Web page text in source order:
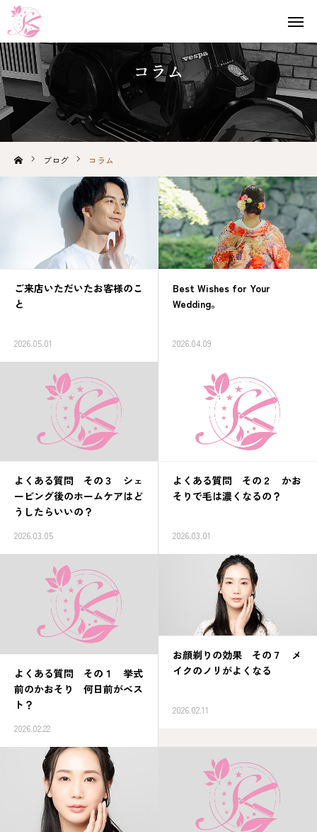
コラム
ブログ コラム
ご来店いただいたお客様のこ
と
2026.05.01
Best Wishes for Your
Wedding。
2026.04.09
よくある質問 その３ シェ
ービング後のホームケアはど
うしたらいいの？
2026.03.05
よくある質問 その２ かお
そりで毛は濃くなるの？
2026.03.01
よくある質問 その１ 挙式
前のかおそり 何日前がベス
ト？
2026.02.22
お顔剃りの効果 その７ メ
イクのノリがよくなる
2026.02.11
Instagram LINE
予約 CONTACT
プラン
日本剃刀
スタッフ
お客様の声
よくある質問
営業案内